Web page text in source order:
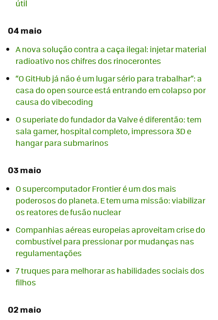
útil
04 maio
A nova solução contra a caça ilegal: injetar material
radioativo nos chifres dos rinocerontes
“O GitHub já não é um lugar sério para trabalhar”: a
casa do open source está entrando em colapso por
causa do vibecoding
O superiate do fundador da Valve é diferentão: tem
sala gamer, hospital completo, impressora 3D e
hangar para submarinos
03 maio
O supercomputador Frontier é um dos mais
poderosos do planeta. E tem uma missão: viabilizar
os reatores de fusão nuclear
Companhias aéreas europeias aproveitam crise do
combustível para pressionar por mudanças nas
regulamentações
7 truques para melhorar as habilidades sociais dos
filhos
02 maio